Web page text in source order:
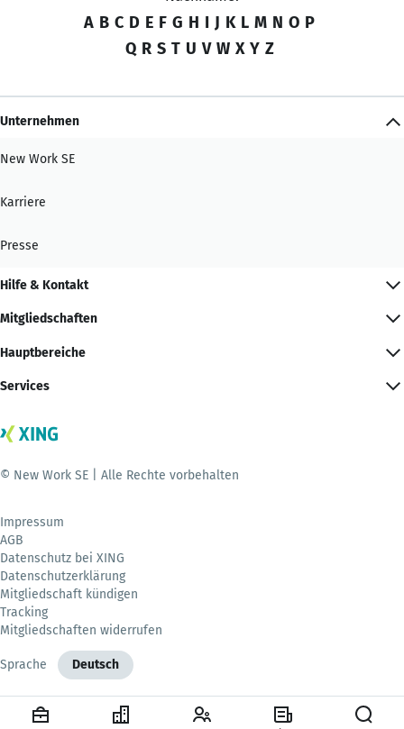
A B C D E F G H I J K L M N O P
Q R S T U V W X Y Z
Unternehmen
New Work SE
Karriere
Presse
Hilfe & Kontakt
Mitgliedschaften
Hauptbereiche
Services
© New Work SE | Alle Rechte vorbehalten
Impressum
AGB
Datenschutz bei XING
Datenschutzerklärung
Mitgliedschaft kündigen
Tracking
Mitgliedschaften widerrufen
Sprache Deutsch